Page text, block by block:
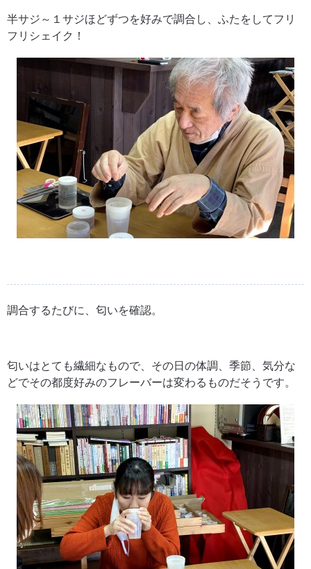
半サジ～１サジほどずつを好みで調合し、ふたをしてフリ
フリシェイク！
調合するたびに、匂いを確認。
匂いはとても繊細なもので、その日の体調、季節、気分な
どでその都度好みのフレーバーは変わるものだそうです。